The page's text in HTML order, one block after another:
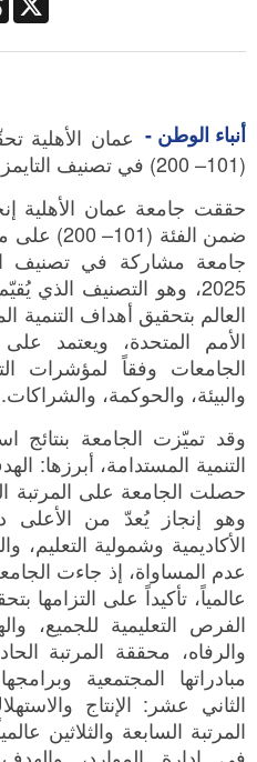
أنباء الوطن - عمان الأهلية
(101– 200) في تصنيف التايمز لتأثير الجامعات 2025
حققت جامعة عمان الأهلية
جامعة مشاركة في تصنيف
2025، وهو التصنيف الذي
العالم بتحقيق أهداف
الأمم المتحدة، ويعتمد
الجامعات وفقاً لمؤشرات
والبيئة، والحوكمة، والشراكات.
وقد تميّزت الجامعة بنتائج
التنمية المستدامة، أبرزها:
حصلت الجامعة على المرتبة
وهو إنجاز يُعدّ من الأعلى
الأكاديمية وشمولية
عدم المساواة، إذ جاءت
عالمياً، تأكيداً على التزامها
الفرص التعليمية للجميع،
والرفاه، محققة المرتبة
مبادراتها المجتمعية
الثاني عشر: الإنتاج
المرتبة السابعة والثلاثين